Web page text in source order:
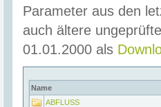
Parameter aus den
auch ältere
01.01.2000 als
Name
ABFLUSS